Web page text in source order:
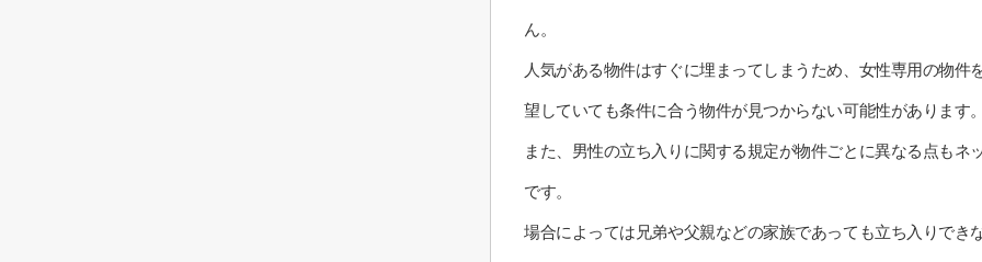
ん。
人気がある物件はすぐに埋まってしまうため、女性専用の物件
望していても条件に合う物件が見つからない可能性があります。
また、男性の立ち入りに関する規定が物件ごとに異なる点もネ
です。
場合によっては兄弟や父親などの家族であっても立ち入りでき